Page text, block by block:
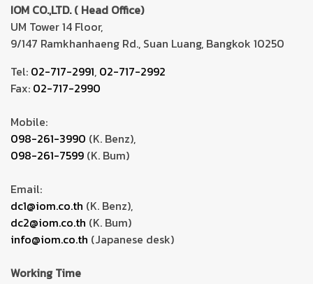
IOM CO.,LTD. ( Head Office)
UM Tower 14 Floor,
9/147 Ramkhanhaeng Rd., Suan Luang, Bangkok 10250
Tel: 02-717-2991, 02-717-2992
Fax: 02-717-2990
Mobile:
098-261-3990 (K. Benz),
098-261-7599 (K. Bum)
Email:
dc1@iom.co.th (K. Benz),
dc2@iom.co.th (K. Bum)
info@iom.co.th (Japanese desk)
Working Time